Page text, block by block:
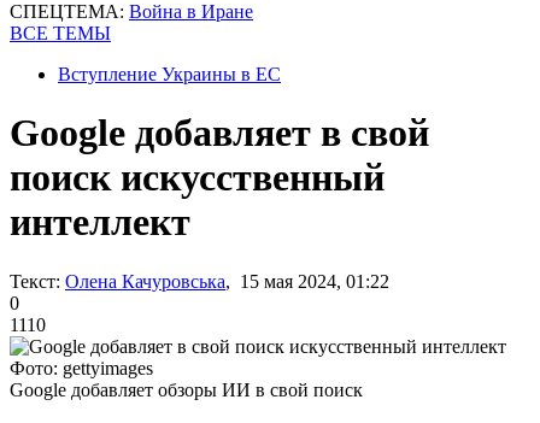
СПЕЦТЕМА: Война в Иране
ВСЕ ТЕМЫ
Вступление Украины в ЕС
Google добавляет в свой
поиск искусственный
интеллект
Текст: Олена Качуровська, 15 мая 2024, 01:22
0
1110
Фото: gettyimages
Google добавляет обзоры ИИ в свой поиск